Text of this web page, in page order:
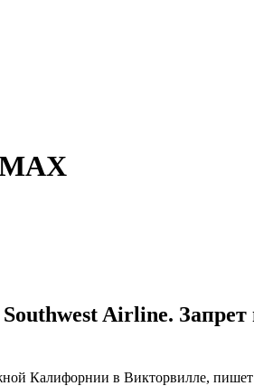
Airline.
Калифорнии в Викторвилле,